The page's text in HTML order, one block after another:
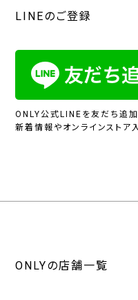
LINEのご登録
ONLY公式LINEを友だち追加
新着情報やオンラインストア
ONLYの店舗一覧